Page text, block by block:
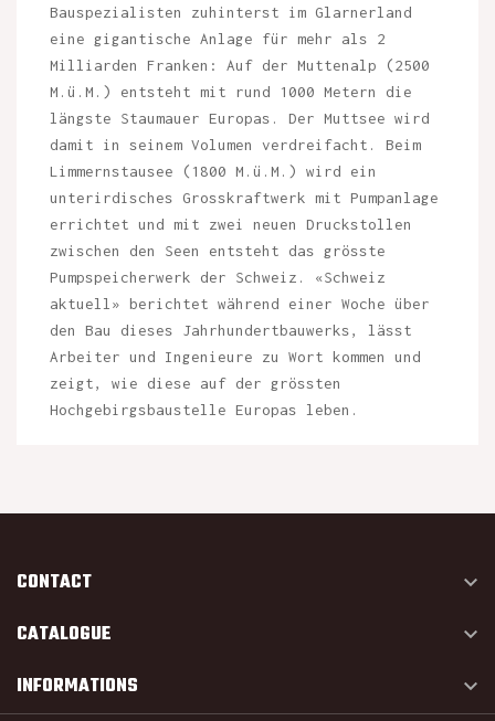
Bauspezialisten zuhinterst im Glarnerland
eine gigantische Anlage für mehr als 2
Milliarden Franken: Auf der Muttenalp (2500
M.ü.M.) entsteht mit rund 1000 Metern die
längste Staumauer Europas. Der Muttsee wird
damit in seinem Volumen verdreifacht. Beim
Limmernstausee (1800 M.ü.M.) wird ein
unterirdisches Grosskraftwerk mit Pumpanlage
errichtet und mit zwei neuen Druckstollen
zwischen den Seen entsteht das grösste
Pumpspeicherwerk der Schweiz. «Schweiz
aktuell» berichtet während einer Woche über
den Bau dieses Jahrhundertbauwerks, lässt
Arbeiter und Ingenieure zu Wort kommen und
zeigt, wie diese auf der grössten
Hochgebirgsbaustelle Europas leben.
CONTACT 
CATALOGUE 
INFORMATIONS 